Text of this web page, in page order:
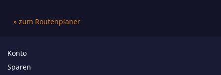
» zum Routenplaner
Konto
Sparen